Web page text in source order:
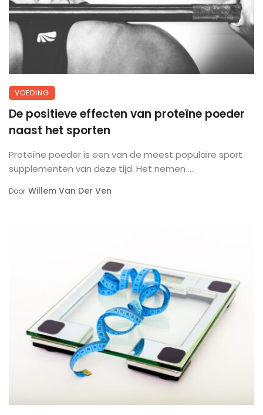
VOEDING
De positieve effecten van proteïne poeder
naast het sporten
Proteïne poeder is een van de meest populaire sport
supplementen van deze tijd. Het nemen ...
Door Willem Van Der Ven